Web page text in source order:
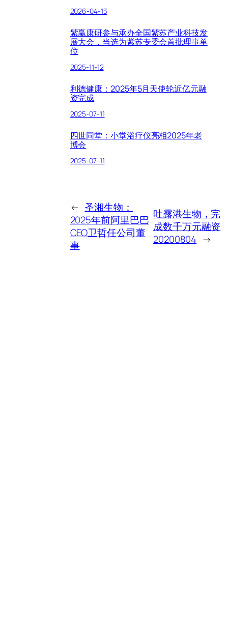
2026-04-13
紫赢康研参与承办全国紫苏产业科技发
展大会，当选为紫苏专委会首批理事单
位
2025-11-12
利德健康：2025年5月天使轮近亿元融
资完成
2025-07-11
四世同堂：小堂浴疗仪亮相2025年老
博会
2025-07-11
← 圣湘生物：
2025年前阿里巴巴
CEO卫哲任公司董
事
吐露港生物，完
成数千万元融资
20200804 →